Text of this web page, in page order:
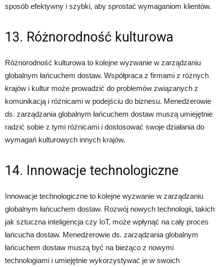
sposób efektywny i szybki, aby sprostać wymaganiom klientów.
13. Różnorodność kulturowa
Różnorodność kulturowa to kolejne wyzwanie w zarządzaniu
globalnym łańcuchem dostaw. Współpraca z firmami z różnych
krajów i kultur może prowadzić do problemów związanych z
komunikacją i różnicami w podejściu do biznesu. Menedżerowie
ds. zarządzania globalnym łańcuchem dostaw muszą umiejętnie
radzić sobie z tymi różnicami i dostosować swoje działania do
wymagań kulturowych innych krajów.
14. Innowacje technologiczne
Innowacje technologiczne to kolejne wyzwanie w zarządzaniu
globalnym łańcuchem dostaw. Rozwój nowych technologii, takich
jak sztuczna inteligencja czy IoT, może wpłynąć na cały proces
łańcucha dostaw. Menedżerowie ds. zarządzania globalnym
łańcuchem dostaw muszą być na bieżąco z nowymi
technologiami i umiejętnie wykorzystywać je w swoich